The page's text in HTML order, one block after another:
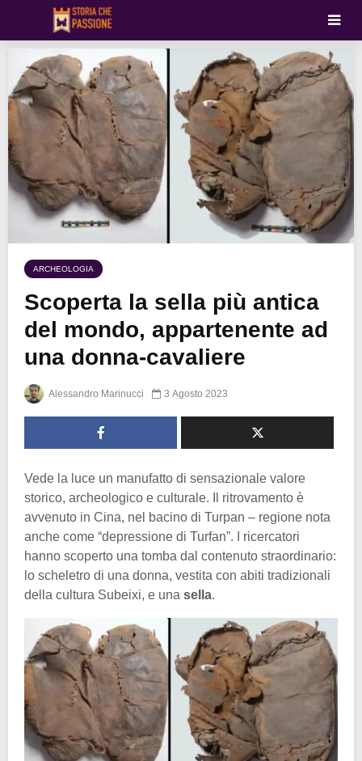
ARCHEOLOGIA
Scoperta la sella più antica
del mondo, appartenente ad
una donna-cavaliere
Alessandro Marinucci 3 Agosto 2023
Vede la luce un manufatto di sensazionale valore
storico, archeologico e culturale. Il ritrovamento è
avvenuto in Cina, nel bacino di Turpan – regione nota
anche come “depressione di Turfan”. I ricercatori
hanno scoperto una tomba dal contenuto straordinario:
lo scheletro di una donna, vestita con abiti tradizionali
della cultura Subeixi, e una sella.